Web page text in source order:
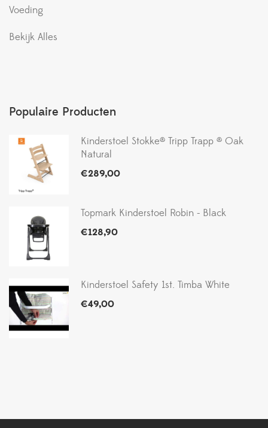
Voeding
Bekijk Alles
Populaire Producten
Kinderstoel Stokke® Tripp Trapp ® Oak
Natural
€289,00
Topmark Kinderstoel Robin - Black
€128,90
Kinderstoel Safety 1st. Timba White
€49,00